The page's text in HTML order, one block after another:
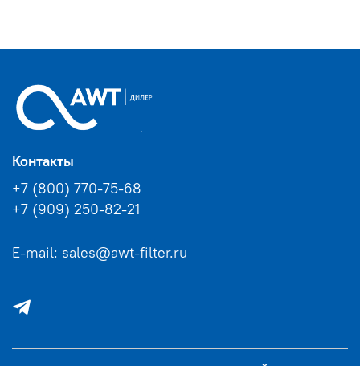
Контакты
+7 (800) 770-75-68
+7 (909) 250-82-21
E-mail: sales@awt-filter.ru